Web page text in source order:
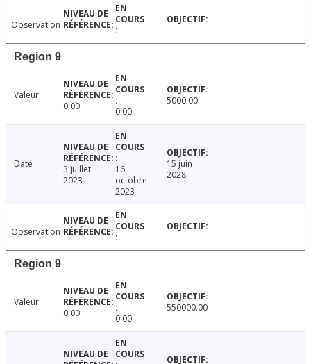
Observation
Region 9
Valeur
0.00
0.00
5000.00
Date
3 juillet
2023
16
octobre
2023
15 juin
2028
Observation
Region 9
Valeur
0.00
0.00
550000.00